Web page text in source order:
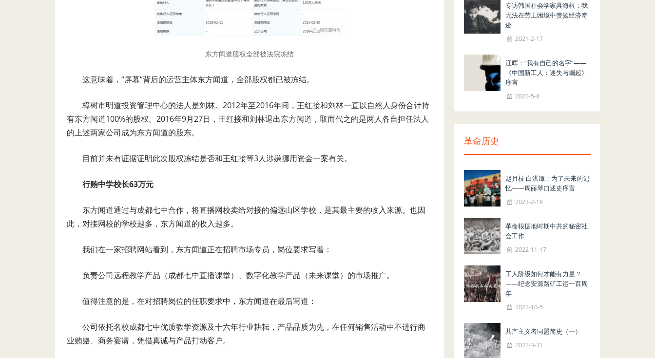
东方闻道股权全部被法院冻结
这意味着，“屏幕”背后的运营主体东方闻道，全部股权都已被冻结。
樟树市明道投资管理中心的法人是刘林。2012年至2016年间，王红接和刘林一直以自然人身份合计持
有东方闻道100%的股权。2016年9月27日，王红接和刘林退出东方闻道，取而代之的是两人各自担任法人
的上述两家公司成为东方闻道的股东。
目前并未有证据证明此次股权冻结是否和王红接等3人涉嫌挪用资金一案有关。
行贿中学校长63万元
东方闻道通过与成都七中合作，将直播网校卖给对接的偏远山区学校，是其最主要的收入来源。也因
此，对接网校的学校越多，东方闻道的收入越多。
我们在一家招聘网站看到，东方闻道正在招聘市场专员，岗位要求写着：
负责公司远程教学产品（成都七中直播课堂）、数字化教学产品（未来课堂）的市场推广。
值得注意的是，在对招聘岗位的任职要求中，东方闻道在最后写道：
公司依托名校成都七中优质教学资源及十六年行业耕耘，产品品质为先，在任何销售活动中不进行商
业贿赂、商务宴请，凭借真诚与产品打动客户。
专访韩国社会学家具海根：我
无法在劳工困境中赞扬经济奇
迹
2021-2-17
汪晖：“我有自己的名字”——
《中国新工人：迷失与崛起》
序言
2020-5-8
革命历史
赵月枝 白洪谭：为了未来的记
忆——周丽琴口述史序言
2023-2-18
革命根据地时期中共的秘密社
会工作
2022-11-17
工人阶级如何才能有力量？
——纪念安源路矿工运一百周
年
2022-10-5
共产主义者同盟简史（一）
2022-3-31